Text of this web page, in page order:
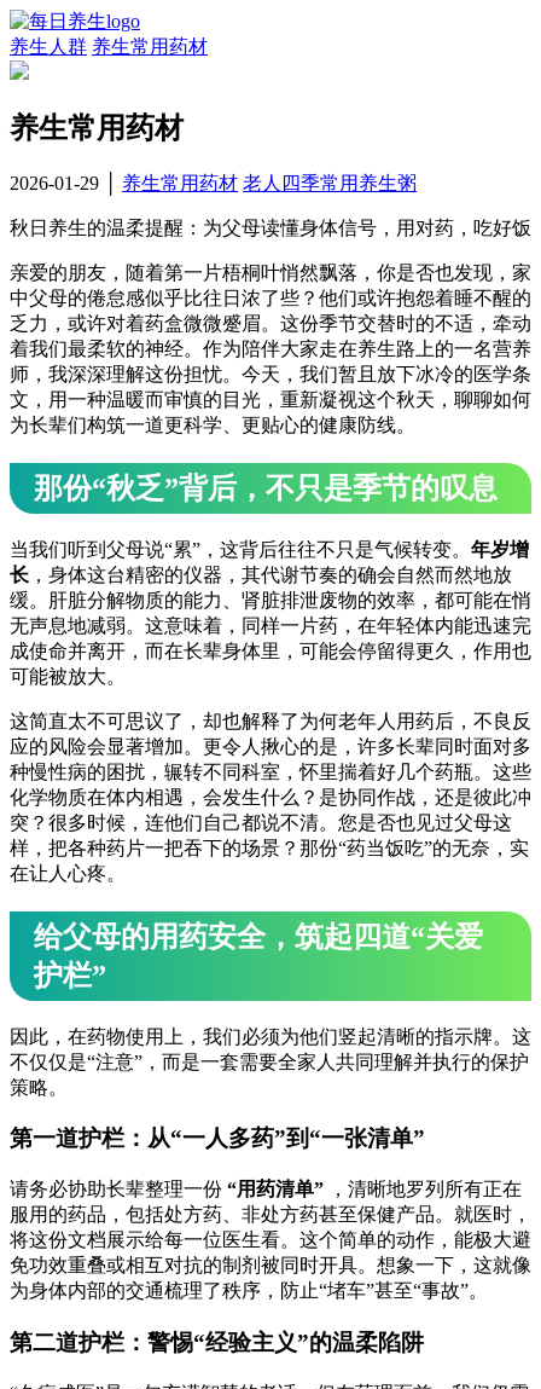
养生人群 养生常用药材
养生常用药材
2026-01-29 养生常用药材 老人四季常用养生粥
秋日养生的温柔提醒：为父母读懂身体信号，用对药，吃好饭
亲爱的朋友，随着第一片梧桐叶悄然飘落，你是否也发现，家
中父母的倦怠感似乎比往日浓了些？他们或许抱怨着睡不醒的
乏力，或许对着药盒微微蹙眉。这份季节交替时的不适，牵动
着我们最柔软的神经。作为陪伴大家走在养生路上的一名营养
师，我深深理解这份担忧。今天，我们暂且放下冰冷的医学条
文，用一种温暖而审慎的目光，重新凝视这个秋天，聊聊如何
为长辈们构筑一道更科学、更贴心的健康防线。
那份“秋乏”背后，不只是季节的叹息
当我们听到父母说“累”，这背后往往不只是气候转变。 年岁增
长 ，身体这台精密的仪器，其代谢节奏的确会自然而然地放
缓。肝脏分解物质的能力、肾脏排泄废物的效率，都可能在悄
无声息地减弱。这意味着，同样一片药，在年轻体内能迅速完
成使命并离开，而在长辈身体里，可能会停留得更久，作用也
可能被放大。
这简直太不可思议了，却也解释了为何老年人用药后，不良反
应的风险会显著增加。更令人揪心的是，许多长辈同时面对多
种慢性病的困扰，辗转不同科室，怀里揣着好几个药瓶。这些
化学物质在体内相遇，会发生什么？是协同作战，还是彼此冲
突？很多时候，连他们自己都说不清。您是否也见过父母这
样，把各种药片一把吞下的场景？那份“药当饭吃”的无奈，实
在让人心疼。
给父母的用药安全，筑起四道“关爱
护栏”
因此，在药物使用上，我们必须为他们竖起清晰的指示牌。这
不仅仅是“注意”，而是一套需要全家人共同理解并执行的保护
策略。
第一道护栏：从“一人多药”到“一张清单”
请务必协助长辈整理一份 “用药清单” ，清晰地罗列所有正在
服用的药品，包括处方药、非处方药甚至保健产品。就医时，
将这份文档展示给每一位医生看。这个简单的动作，能极大避
免功效重叠或相互对抗的制剂被同时开具。想象一下，这就像
为身体内部的交通梳理了秩序，防止“堵车”甚至“事故”。
第二道护栏：警惕“经验主义”的温柔陷阱